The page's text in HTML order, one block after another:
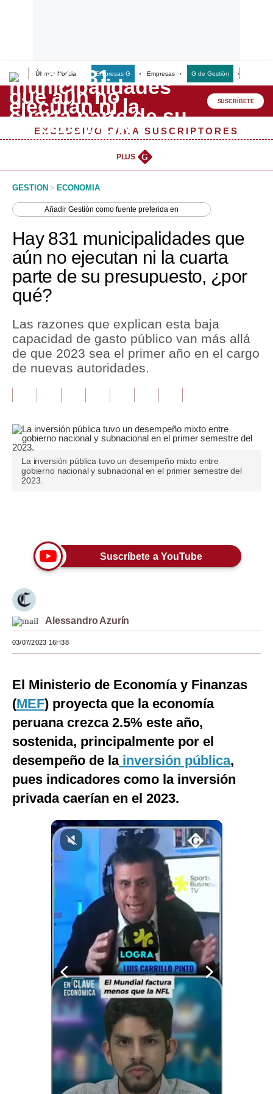
Últimas Noticias Empresas G Empresas G de Gestión
Lo último
Peru Quiosco
Management & Empleo
Perú
Política
Tu Dinero
Finanzas Personales
Inmobiliarias
Plus G
Pregunta de hoy
Blogs
Viajes
Moda
Estilos
Mundo
EEUU
España
Internacional
Tecnología
Club del Suscriptor
Mix
G de Gestión
Notas Contratadas
gestion.pe
Condiciones
SUSCRÍBETE
EXCLUSIVO PARA SUSCRIPTORES
PLUS G
GESTION > ECONOMIA
AñadirGestión como fuente preferida en
Hay 831 municipalidades que
aún no ejecutan ni la cuarta
parte de su presupuesto, ¿por
qué?
Las razones que explican esta baja
capacidad de gasto público van más allá
de que 2023 sea el primer año en el cargo
de nuevas autoridades.
La inversión pública tuvo un desempeño mixto entre
gobierno nacional y subnacional en el primer semestre del
2023.
Suscríbete a YouTube
Alessandro Azurín
03/07/2023 16H38
El Ministerio de Economía y Finanzas
(MEF) proyecta que la economía
peruana crezca 2.5% este año,
sostenida, principalmente por el
desempeño de lainversión pública,
pues indicadores como la inversión
privada caerían en el 2023.